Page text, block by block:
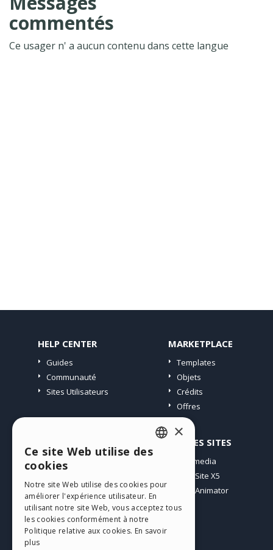
commentés
Ce usager n' a aucun contenu dans cette langue
HELP CENTER
Guides
Communauté
Sites Utilisateurs
MARKETPLACE
Templates
Objets
Crédits
Offres
Mes Messages
Télécharger
Espace Web
Mes Crédits
AUTRES SITES
Incomedia
WebSite X5
WebAnimator
ENGLISH
GERMAN
SPANISH
×
Ce site Web utilise des
cookies
Notre site Web utilise des cookies pour
améliorer l'expérience utilisateur. En
utilisant notre site Web, vous acceptez tous
les cookies conformément à notre
Politique relative aux cookies. En savoir
plus